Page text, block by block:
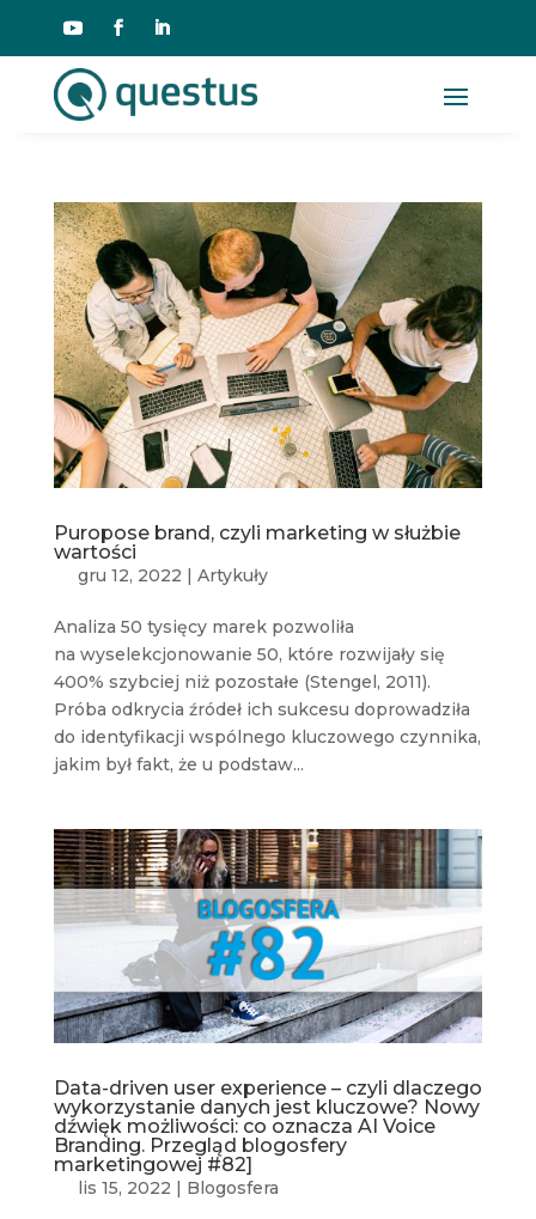
Puropose brand, czyli marketing w służbie
wartości
gru 12, 2022 | Artykuły
Analiza 50 tysięcy marek pozwoliła
na wyselekcjonowanie 50, które rozwijały się
400% szybciej niż pozostałe (Stengel, 2011).
Próba odkrycia źródeł ich sukcesu doprowadziła
do identyfikacji wspólnego kluczowego czynnika,
jakim był fakt, że u podstaw...
Data-driven user experience – czyli dlaczego
wykorzystanie danych jest kluczowe? Nowy
dźwięk możliwości: co oznacza AI Voice
Branding. Przegląd blogosfery
marketingowej #82]
lis 15, 2022 | Blogosfera